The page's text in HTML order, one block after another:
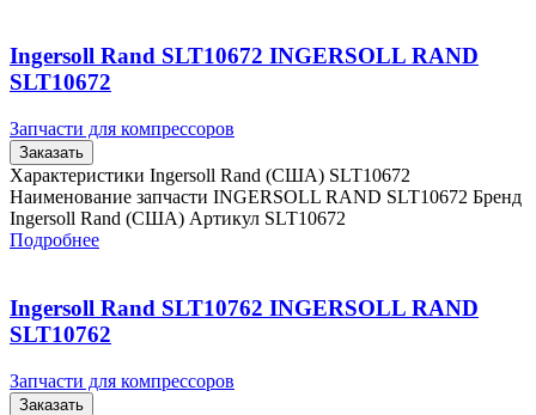
Ingersoll Rand SLT10672 INGERSOLL RAND
SLT10672
Запчасти для компрессоров
Заказать
Характеристики Ingersoll Rand (США) SLT10672
Наименование запчасти INGERSOLL RAND SLT10672 Бренд
Ingersoll Rand (США) Артикул SLT10672
Подробнее
Ingersoll Rand SLT10762 INGERSOLL RAND
SLT10762
Запчасти для компрессоров
Заказать